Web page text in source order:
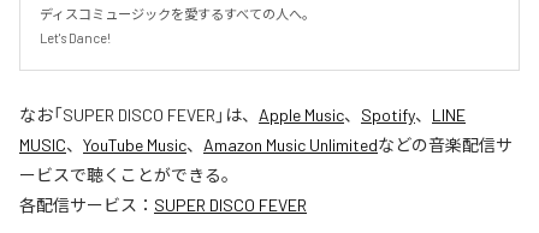
ディスコミュージックを愛するすべての人へ。
Let's Dance!
なお「SUPER DISCO FEVER 」は、 Apple Music、 Spotify、 LINE
MUSIC、 YouTube Music、 Amazon Music Unlimitedなどの音楽配信サ
ービスで聴くことができる。
各配信サービス： SUPER DISCO FEVER